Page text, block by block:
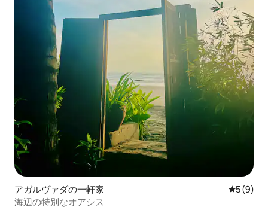
アガルヴァダの一軒家 レビュー
5 (9)
海辺の特別なオアシス